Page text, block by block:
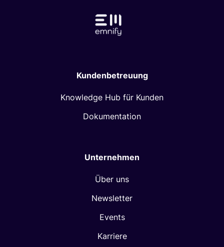
Kundenbetreuung
Knowledge Hub für Kunden
Dokumentation
Unternehmen
Über uns
Newsletter
Events
Karriere